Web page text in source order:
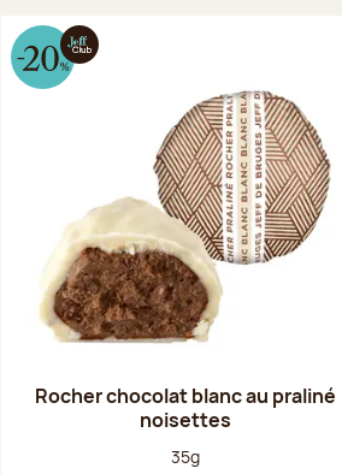
Rocher chocolat blanc au praliné
noisettes
Poids net :
35g